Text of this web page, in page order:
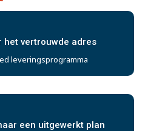
het vertrouwde adres
leveringsprogramma
een uitgewerkt plan